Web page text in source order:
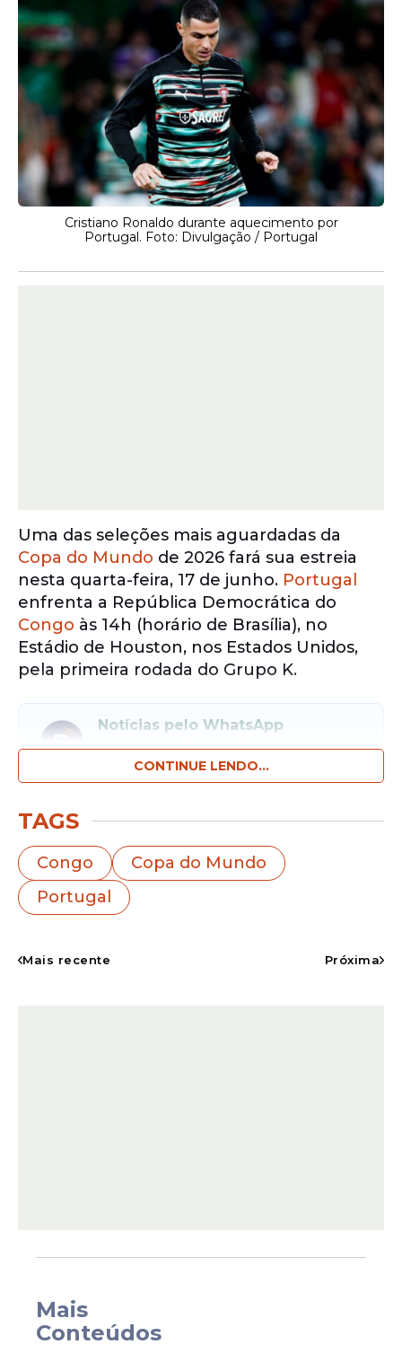
Cristiano Ronaldo durante aquecimento por
Portugal. Foto: Divulgação / Portugal
Uma das seleções mais aguardadas da
Copa do Mundo de 2026 fará sua estreia
nesta quarta-feira, 17 de junho. Portugal
enfrenta a República Democrática do
Congo às 14h (horário de Brasília), no
Estádio de Houston, nos Estados Unidos,
pela primeira rodada do Grupo K.
Notícias pelo WhatsApp
de Prefeiturapelo nosso canal.
A partida marca o início da caminhada
portuguesa em busca de um feito inédito:
conquistar pela primeira vez o título
de uma das favoritas ao torneio, o
seusexto Mundial
principal referência de uma geração que
CONTINUE LENDO...
TAGS
Congo
Copa do Mundo
Portugal
Mais recente Próxima
Mais
Conteúdos